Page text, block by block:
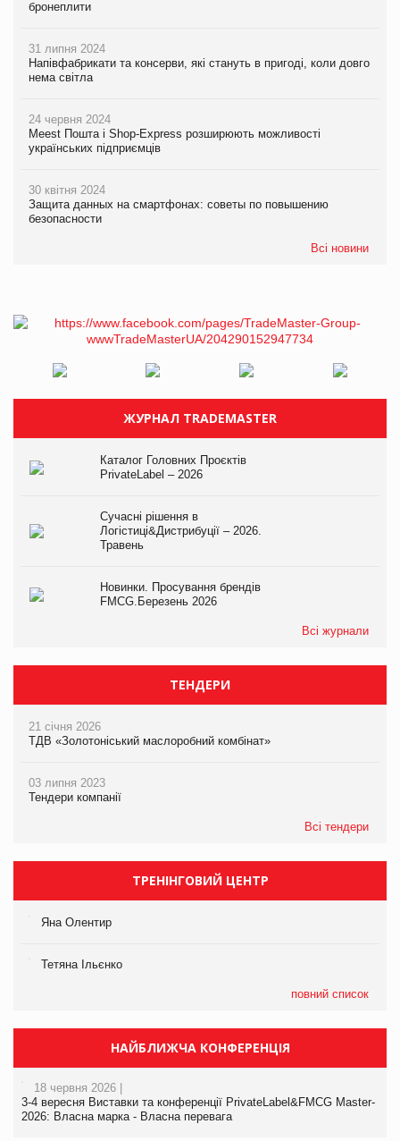
бронеплити
31 липня 2024
Напівфабрикати та консерви, які стануть в пригоді, коли довго
нема світла
24 червня 2024
Meest Пошта і Shop-Express розширюють можливості
українських підприємців
30 квітня 2024
Защита данных на смартфонах: советы по повышению
безопасности
Всі новини
ЖУРНАЛ TRADEMASTER
Каталог Головних Проєктів
PrivateLabel – 2026
Сучасні рішення в
Логістиці&Дистрибуції – 2026.
Травень
Новинки. Просування брендів
FMCG.Березень 2026
Всі журнали
ТЕНДЕРИ
21 січня 2026
ТДВ «Золотоніський маслоробний комбінат»
03 липня 2023
Тендери компанії
Всі тендери
ТРЕНІНГОВИЙ ЦЕНТР
Яна Олентир
Тетяна Ільєнко
повний список
НАЙБЛИЖЧА КОНФЕРЕНЦІЯ
18 червня 2026 |
3-4 вересня Виставки та конференції PrivateLabel&FMCG Master-
2026: Власна марка - Власна перевага